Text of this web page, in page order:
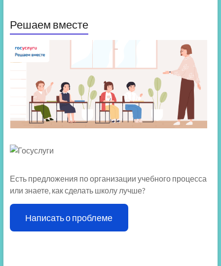
Решаем вместе
Есть предложения по организации учебного процесса
или знаете, как сделать школу лучше?
Написать о проблеме